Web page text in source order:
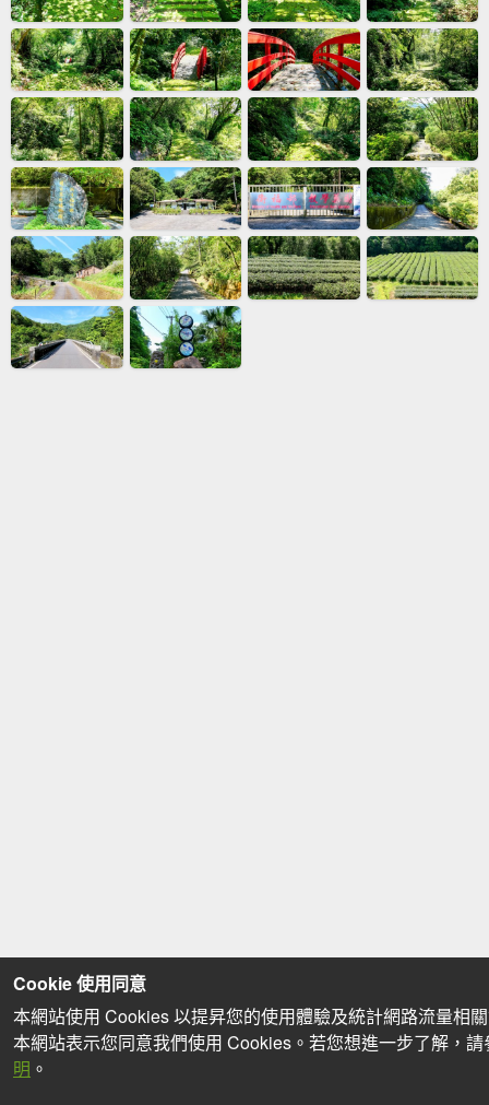
Cookie 使用同意
本網站使用 Cookies 以提昇您的使用體驗及統計網路流量相
本網站表示您同意我們使用 Cookies。若您想進一步了解，
明 。